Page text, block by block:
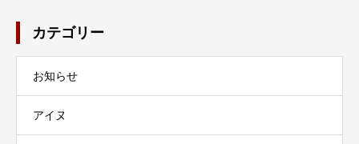
カテゴリー
お知らせ
アイヌ